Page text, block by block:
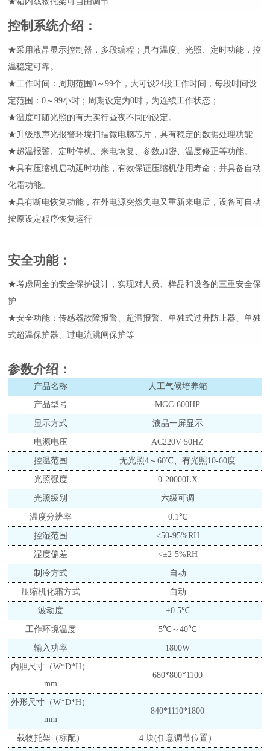
控制系统介绍 ：
★采用液晶显示控制器，多段编程；具有温度、光照、定时功能，控
温稳定可靠。
★工作时间：周期范围0～99个，大可设24段工作时间，每段时间设
定范围：0～99小时；周期设定为0时，为连续工作状态；
★温度可随光照的有无实行昼夜不同的设定。
★升级版声光报警环境扫描微电脑芯片，具有稳定的数据处理功能
★超温报警、定时停机、来电恢复、参数加密、温度修正等功能。
★具有压缩机启动延时功能，有效保证压缩机使用寿命；并具备自动
化霜功能。
★具有断电恢复功能，在外电源突然失电又重新来电后，设备可自动
按原设定程序恢复运行
安全功能：
★考虑周全的安全保护设计，实现对人员、样品和设备的三重安全保
护
★安全功能：传感器故障报警、超温报警、单独式过升防止器、单独
式超温保护器、过电流跳闸保护等
参数介绍 ：
产品名称
人工气候培养箱
产品型号
MGC-600HP
显示方式 液晶一屏显示
电源电压 AC220V 50HZ
控温范围 无光照4～60℃、有光照10-60度
光照强度 0-20000LX
光照级别 六级可调
温度分辨率 0.1℃
控湿范围 <50-95%RH
湿度偏差 <±2-5%RH
制冷方式 自动
压缩机化霜方式 自动
波动度 ±0.5℃
工作环境温度 5℃～40℃
输入功率 1800W
内胆尺寸（W*D*H）
mm
680*800*1100
外形尺寸（W*D*H）
mm
840*1110*1800
载物托架（标配） 4 块(任意调节位置）